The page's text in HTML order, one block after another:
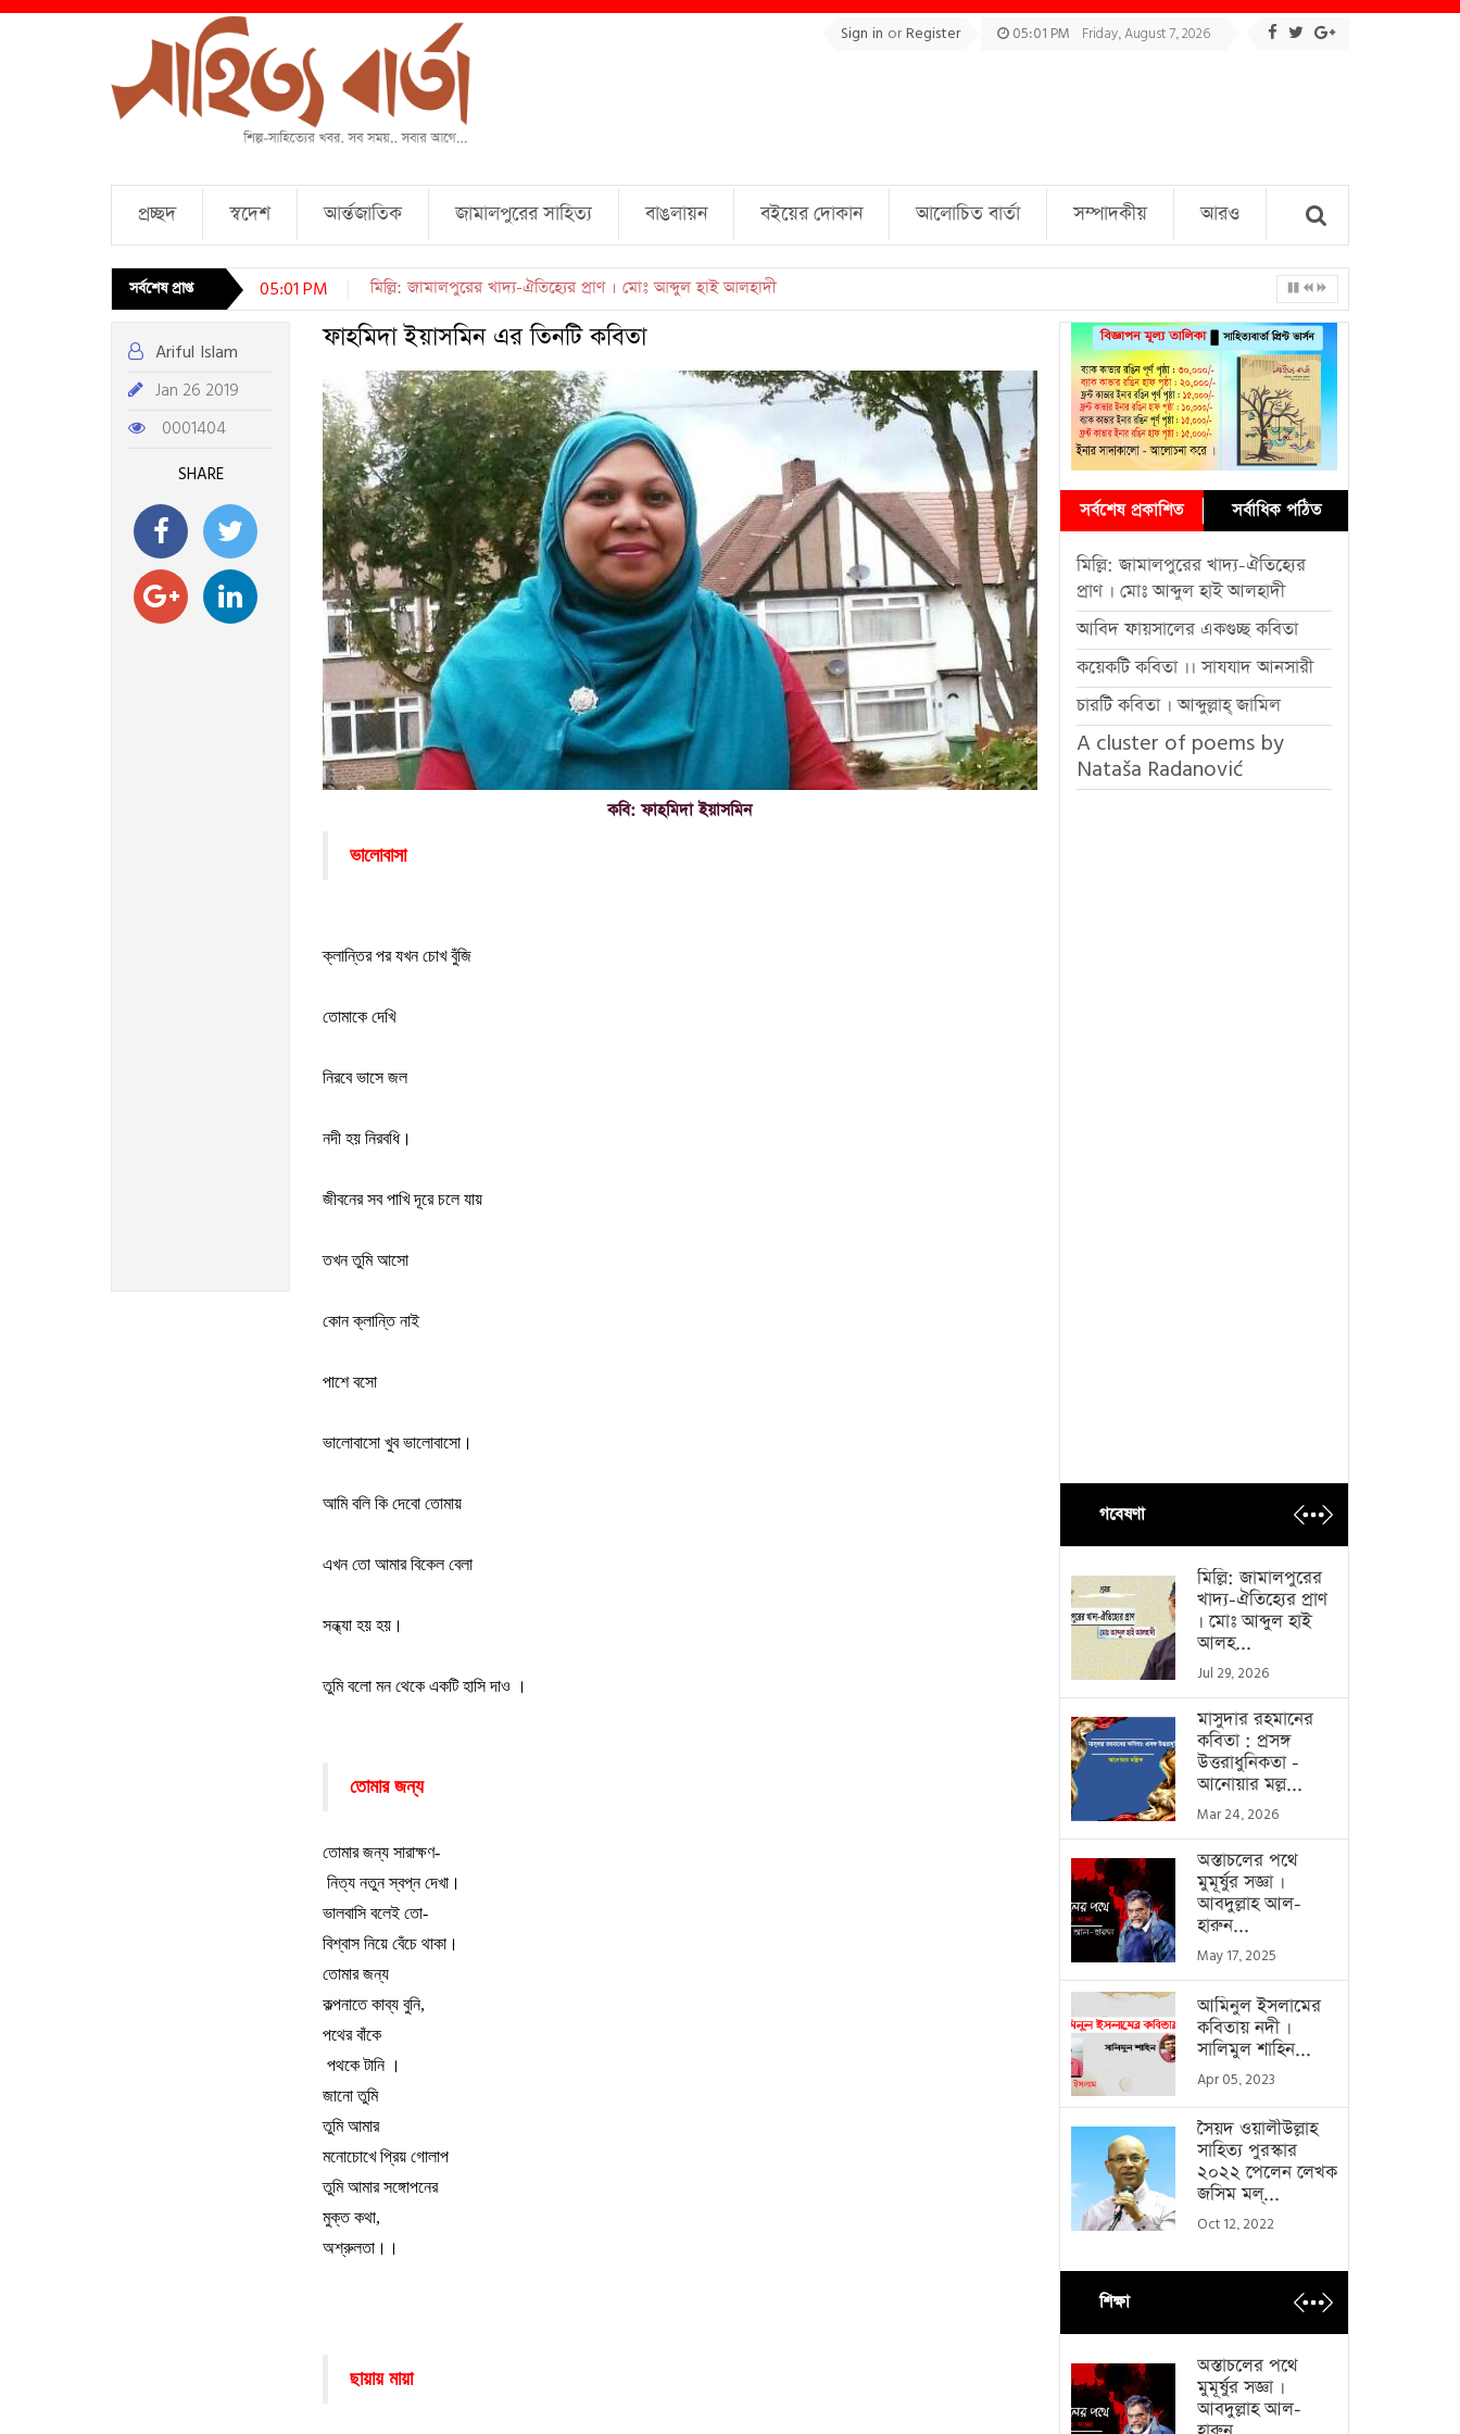
Sign in orRegister 05:01 PM Friday, August 7, 2026
প্রচ্ছদ স্বদেশ আর্ন্তজাতিক জামালপুরের সাহিত্য বাঙলায়ন বইয়ের দোকান আলোচিত বার্তা সম্পাদকীয় আরও
সর্বশেষ প্রাপ্ত 05:01 PM চারটি কবিতা । আব্দুল্লাহ্ জামিল
Ariful Islam
Jan 26 2019
0001404
SHARE
ফাহমিদা ইয়াসমিন এর তিনটি কবিতা
কবি: ফাহমিদা ইয়াসমিন
ভালোবাসা
ক্লান্তির পর যখন চোখ বুঁজি
তোমাকে দেখি
নিরবে ভাসে জল
নদী হয় নিরবধি।
জীবনের সব পাখি দূরে চলে যায়
তখন তুমি আসো
কোন ক্লান্তি নাই
পাশে বসো
ভালোবাসো খুব ভালোবাসো ।
আমি বলি কি দেবো তোমায়
এখন তো আমার বিকেল বেলা
সন্ধ্যা হয় হয় ।
তুমি বলো মন থেকে একটি হাসি দাও ।
তোমার জন্য
তোমার জন্য সারাক্ষণ-
নিত্য নতুন স্বপ্ন দেখা ।
ভালবাসি বলেই তো-
বিশ্বাস নিয়ে বেঁচে থাকা ।
তোমার জন্য
কল্পনাতে কাব্য বুনি,
পথের বাঁকে
পথকে টানি ।
জানো তুমি
তুমি আমার
মনোচোখে প্রিয় গোলাপ
তুমি আমার সঙ্গোপনের
মুক্ত কথা,
অশ্রুলতা ।।
ছায়ায় মায়া
সর্বশেষ প্রকাশিত সর্বাধিক পঠিত
মিল্লি: জামালপুরের খাদ্য-ঐতিহ্যের
প্রাণ । মোঃ আব্দুল হাই আলহাদী
আবিদ ফায়সালের একগুচ্ছ কবিতা
কয়েকটি কবিতা ।। সাযযাদ আনসারী
চারটি কবিতা । আব্দুল্লাহ্ জামিল
A cluster of poems by
Nataša Radanović
গবেষণা
মিল্লি: জামালপুরের
খাদ্য-ঐতিহ্যের প্রাণ
। মোঃ আব্দুল হাই
আলহ...
Jul 29, 2026
মাসুদার রহমানের
কবিতা : প্রসঙ্গ
উত্তরাধুনিকতা -
আনোয়ার মল্ল...
Mar 24, 2026
অস্তাচলের পথে
মুমূর্ষুর সজ্ঞা ।
আবদুল্লাহ আল-
হারুন...
May 17, 2025
আমিনুল ইসলামের
কবিতায় নদী ।
সালিমুল শাহিন...
Apr 05, 2023
সৈয়দ ওয়ালীউল্লাহ
সাহিত্য পুরস্কার
২০২২ পেলেন লেখক
জসিম মল্...
Oct 12, 2022
শিক্ষা
অস্তাচলের পথে
মুমূর্ষুর সজ্ঞা ।
আবদুল্লাহ আল-